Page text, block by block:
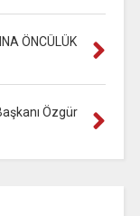
ÖNCÜLÜK
Özgür